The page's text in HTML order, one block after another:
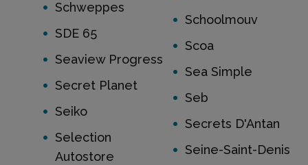
Schweppes
SDE 65
Seaview Progress
Secret Planet
Seiko
Selection
Autostore
Schoolmouv
Scoa
Sea Simple
Seb
Secrets D'Antan
Seine-Saint-Denis